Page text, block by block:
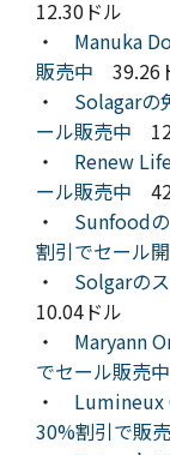
12.30ドル
・ Manuka
販売中 39.26
・ Solagarの
ール販売中
・ Renew
ール販売中
・ Sunfood
割引でセール
・ Solgarの
10.04ドル
・ Maryann
でセール販売中
・ Lumineux
30%割引で販